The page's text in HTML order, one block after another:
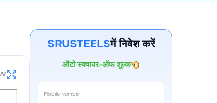
SRUSTEELSमें निवेश करें
खाता खोलने का शुल्क
पहले वर्ष के लिए AMC
कॉल और ट्रेड शुल्क